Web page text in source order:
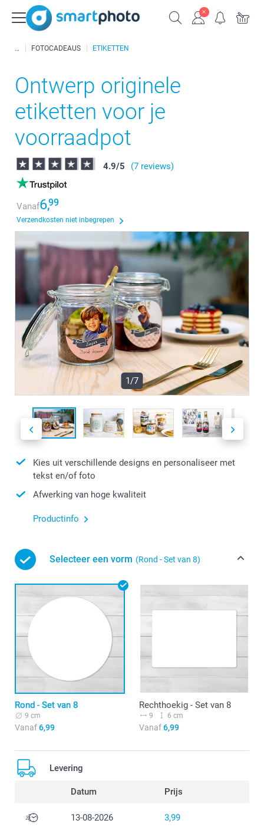
FOTOCADEAUS ETIKETTEN
Ontwerp originele
etiketten voor je
voorraadpot
4.9/5 (7 reviews)
Vanaf6,99
Verzendkosten niet inbegrepen
1/7
Kies uit verschillende designs en personaliseer met
tekst en/of foto
Afwerking van hoge kwaliteit
Productinfo
Selecteer een vorm (Rond - Set van 8)
Rond - Set van 8
9 cm
Vanaf6,99
Rechthoekig - Set van 8
9 6 cm
Vanaf6,99
Levering
Datum Prijs
13-08-2026 3,99